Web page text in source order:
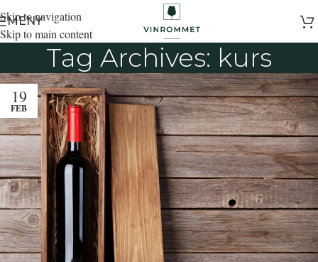
Skip to navigation
Skip to main content
MENY
Tag Archives: kurs
19
FEB